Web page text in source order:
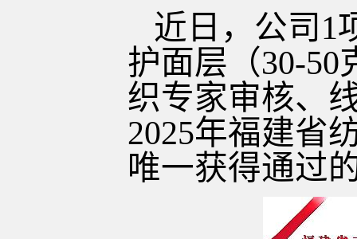
近日，公司 1
护面层（30-50
织专家审核、
2025年福建省
唯一获得通过